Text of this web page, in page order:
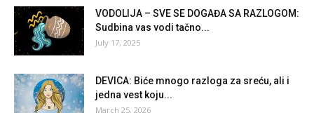
VODOLIJA – SVE SE DOGAĐA SA RAZLOGOM:
Sudbina vas vodi tačno...
July 17, 2025
DEVICA: Biće mnogo razloga za sreću, ali i
jedna vest koju...
March 25, 2026